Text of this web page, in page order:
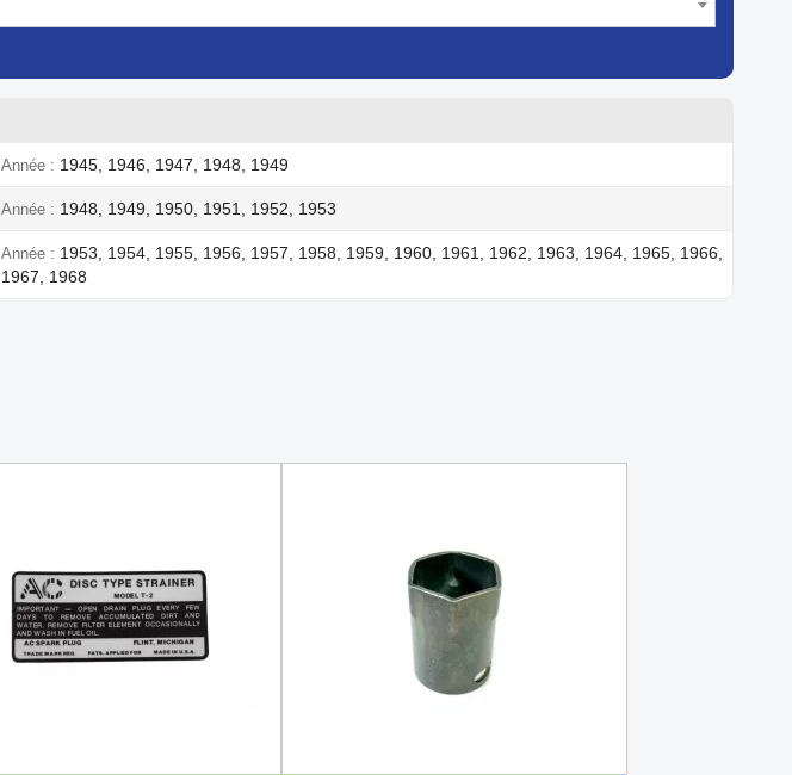
Année 1945, 1946, 1947, 1948, 1949
Année 1948, 1949, 1950, 1951, 1952, 1953
Année
1953, 1954, 1955, 1956, 1957, 1958, 1959, 1960, 1961, 1962, 1963, 1964, 1965, 1966,
1967, 1968